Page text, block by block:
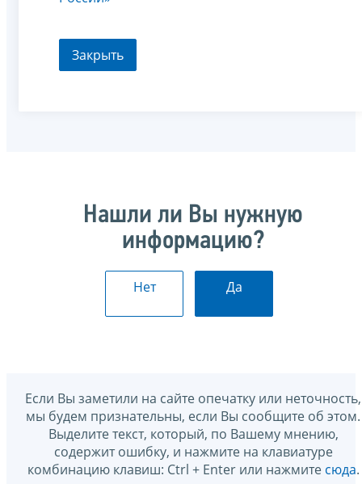
Закрыть
Нашли ли Вы нужную
информацию?
Нет Да
Если Вы заметили на сайте опечатку или неточность,
мы будем признательны, если Вы сообщите об этом.
Выделите текст, который, по Вашему мнению,
содержит ошибку, и нажмите на клавиатуре
комбинацию клавиш: Ctrl + Enter или нажмите сюда.